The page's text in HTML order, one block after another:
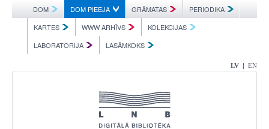
DOM DOM PIEEJA GRĀMATAS
PERIODIKA
KARTES
WWW ARHĪVS
KOLEKCIJAS
LABORATORIJA
LASĀMKOKS
LV | EN